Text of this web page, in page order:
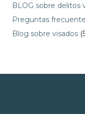
BLOG sobre delitos
Preguntas
Blog sobre visados